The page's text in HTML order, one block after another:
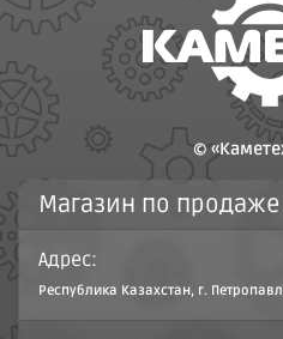
©
Магазин по продаже
Адрес:
Республика Казахстан, г.